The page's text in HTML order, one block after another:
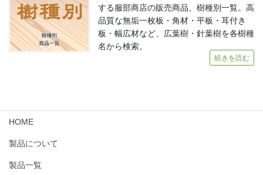
する服部商店の販売商品、樹種別一覧。高
品質な無垢一枚板・角材・平板・耳付き
板・幅広材など、広葉樹・針葉樹を各樹種
名から検索。
続きを読む
HOME
製品について
製品一覧